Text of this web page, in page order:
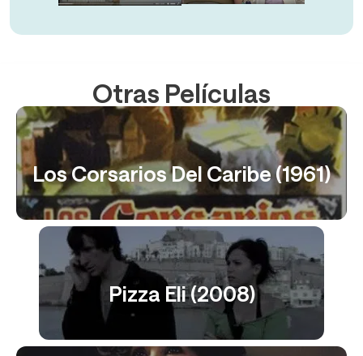
Otras Películas
Los Corsarios Del Caribe (1961)
Pizza Eli (2008)